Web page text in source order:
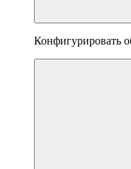
Конфигурировать